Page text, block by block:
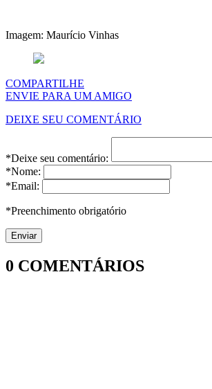
Imagem: Maurício Vinhas
COMPARTILHE
ENVIE PARA UM AMIGO
DEIXE SEU COMENTÁRIO
*Deixe seu comentário:
*Nome:
*Email:
*Preenchimento obrigatório
0 COMENTÁRIOS